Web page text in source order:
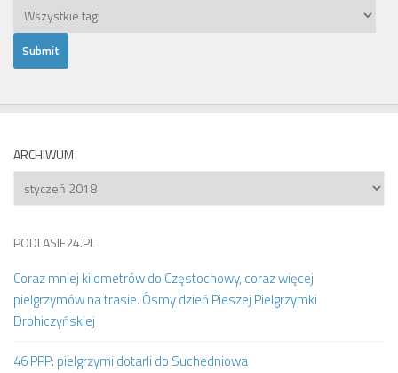
ARCHIWUM
Archiwum
PODLASIE24.PL
Coraz mniej kilometrów do Częstochowy, coraz więcej
pielgrzymów na trasie. Ósmy dzień Pieszej Pielgrzymki
Drohiczyńskiej
46 PPP: pielgrzymi dotarli do Suchedniowa